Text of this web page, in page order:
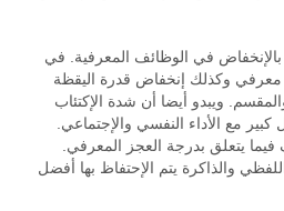
في الوظائف المعرفية. في
معرفي وكذلك إنخفاض قدرة اليقظة
ويبدو أيضا أن شدة الإكتئاب
مع الأداء النفسي والإجتماعي.
فيما يتعلق بدرجة العجز المعرفي.
والذاكرة يتم الإحتفاظ بها أفضل